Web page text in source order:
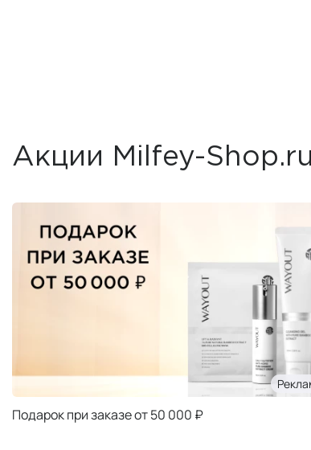
Акции Milfey-Shop.ru
Подарок при заказе от 50 000 ₽